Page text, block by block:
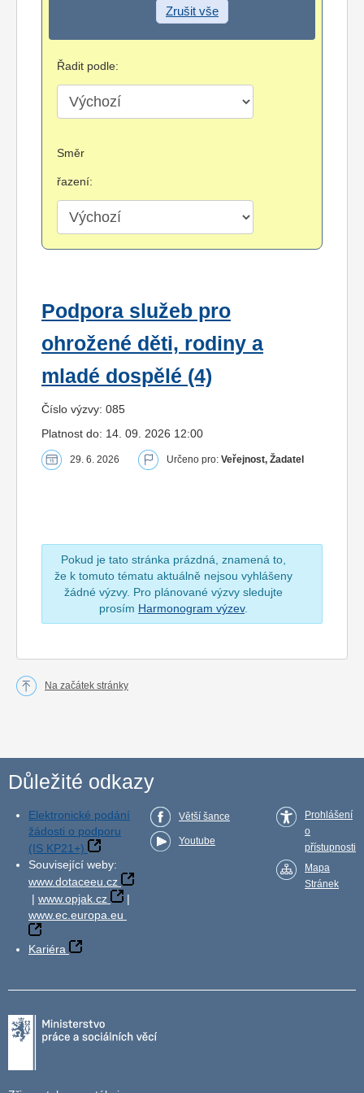
Zrušit vše
Řadit podle:
Směr
řazení:
Podpora služeb pro
ohrožené děti, rodiny a
mladé dospělé (4)
Číslo výzvy: 085
Platnost do: 14. 09. 2026 12:00
29. 6. 2026 Určeno pro: Veřejnost, Žadatel
Pokud je tato stránka prázdná, znamená to,
že k tomuto tématu aktuálně nejsou vyhlášeny
žádné výzvy. Pro plánované výzvy sledujte
prosím Harmonogram výzev.
Na začátek stránky
Důležité odkazy
Elektronické podání
žádosti o podporu
(IS KP21+)
Související weby:
www.dotaceeu.cz
| www.opjak.cz
|
www.ec.europa.eu
Kariéra
Větší šance
Youtube
Prohlášení
o
přístupnosti
Mapa
Stránek